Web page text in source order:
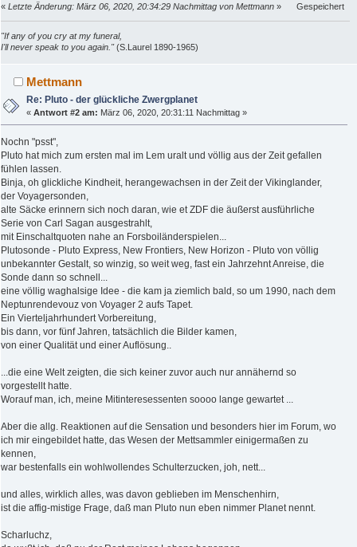
« Letzte Änderung: März 06, 2020, 20:34:29 Nachmittag von Mettmann » Gespeichert
"If any of you cry at my funeral,
I'll never speak to you again."(S.Laurel 1890-1965)
Mettmann
Re: Pluto - der glückliche Zwergplanet
«Antwort #2 am: März 06, 2020, 20:31:11 Nachmittag »
Nochn "psst",
Pluto hat mich zum ersten mal im Lem uralt und völlig aus der Zeit gefallen
fühlen lassen.
Binja, oh glickliche Kindheit, herangewachsen in der Zeit der Vikinglander,
der Voyagersonden,
alte Säcke erinnern sich noch daran, wie et ZDF die äußerst ausführliche
Serie von Carl Sagan ausgestrahlt,
mit Einschaltquoten nahe an Forsboiländerspielen...
Plutosonde - Pluto Express, New Frontiers, New Horizon - Pluto von völlig
unbekannter Gestalt, so winzig, so weit weg, fast ein Jahrzehnt Anreise, die
Sonde dann so schnell...
eine völlig waghalsige Idee - die kam ja ziemlich bald, so um 1990, nach dem
Neptunrendevouz von Voyager 2 aufs Tapet.
Ein Vierteljahrhundert Vorbereitung,
bis dann, vor fünf Jahren, tatsächlich die Bilder kamen,
von einer Qualität und einer Auflösung..
...die eine Welt zeigten, die sich keiner zuvor auch nur annähernd so
vorgestellt hatte.
Worauf man, ich, meine Mitinteresessenten soooo lange gewartet ...
Aber die allg. Reaktionen auf die Sensation und besonders hier im Forum, wo
ich mir eingebildet hatte, das Wesen der Mettsammler einigermaßen zu
kennen,
war bestenfalls ein wohlwollendes Schulterzucken, joh, nett...
und alles, wirklich alles, was davon geblieben im Menschenhirn,
ist die affig-mistige Frage, daß man Pluto nun eben nimmer Planet nennt.
Scharluchz,